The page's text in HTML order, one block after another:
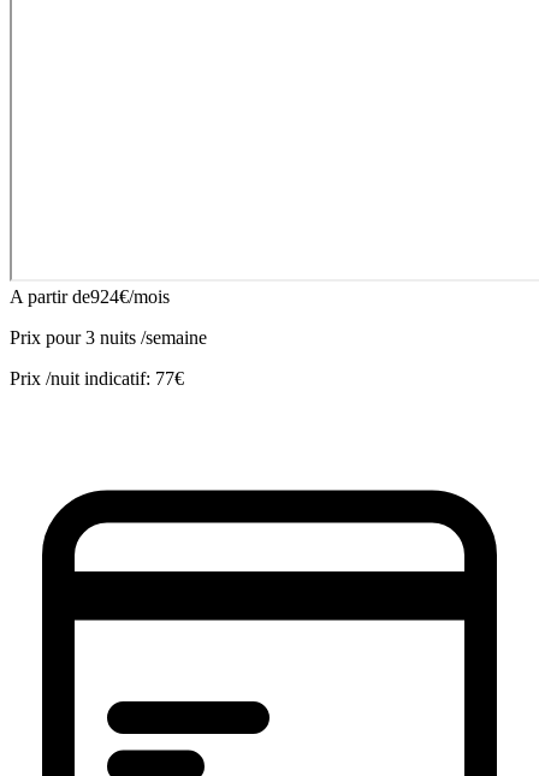
A partir de924€/mois
Prix pour3 nuits /semaine
Prix /nuit indicatif: 77€